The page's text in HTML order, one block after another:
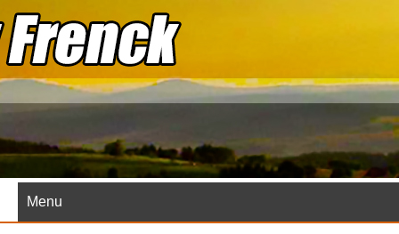
Skip
to
content
Menu